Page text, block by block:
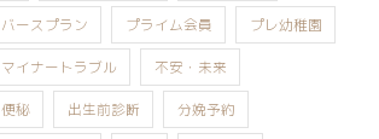
バースプラン プライム会員 プレ幼稚園
マイナートラブル 不安・未来
便秘 出生前診断 分娩予約